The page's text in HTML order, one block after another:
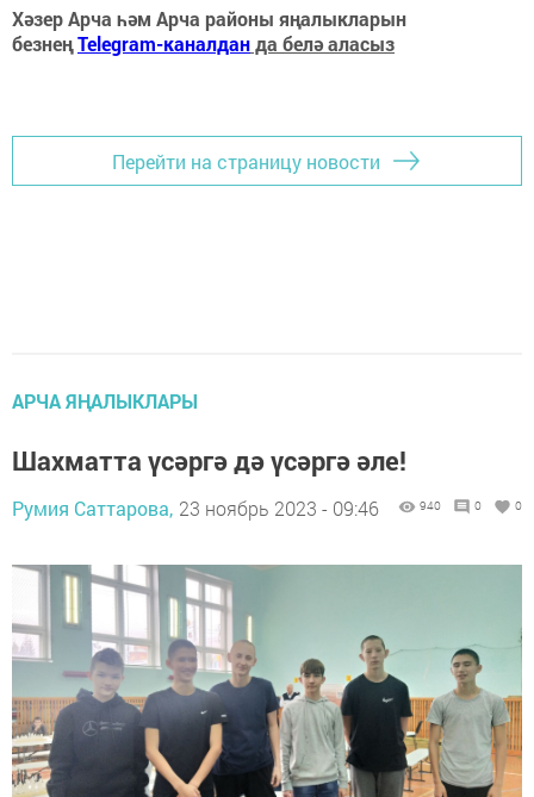
Хәзер Арча һәм Арча районы яңалыкларын
безнеңTelegram-каналданда белә аласыз
Перейти на страницу новости
АРЧА ЯҢАЛЫКЛАРЫ
Шахматта үсәргә дә үсәргә әле!
Румия Саттарова, 23 ноябрь 2023 - 09:46 940 0 0